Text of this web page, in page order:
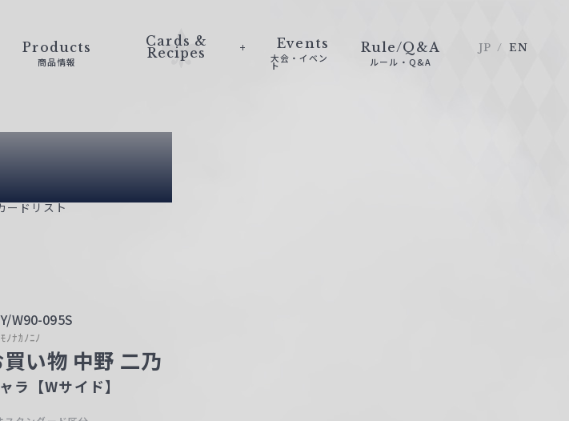
Products
商品情報
Cards &
Recipes
Events
大会・イベン
ト
Rule/Q&A
ルール・Q&A
JP EN
List
ードリスト
W90-095S
ﾉﾅｶﾉﾆﾉ
買い物 中野 二乃
ラ【Wサイド】